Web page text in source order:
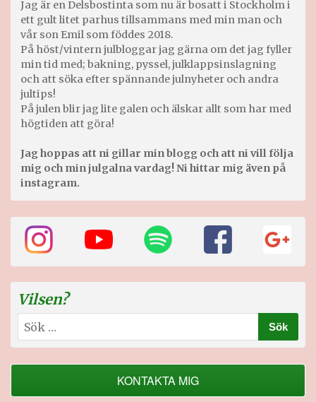
Jag är en Delsbostinta som nu är bosatt i Stockholm i
ett gult litet parhus tillsammans med min man och
vår son Emil som föddes 2018.
På höst/vintern julbloggar jag gärna om det jag fyller
min tid med; bakning, pyssel, julklappsinslagning
och att söka efter spännande julnyheter och andra
jultips!
På julen blir jag lite galen och älskar allt som har med
högtiden att göra!
Jag hoppas att ni gillar min blogg och att ni vill följa
mig och min julgalna vardag! Ni hittar mig även på
instagram.
Vilsen?
Sök
efter:
KONTAKTA MIG